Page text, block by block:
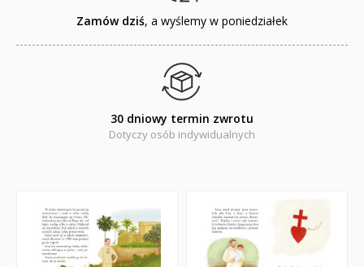
Jedność dla dzieci
NOWOŚCI
QUIZY, ŁAMIGŁÓWKI TERAZ -35% TANIEJ
POP-UP
Adwent i Boże Narodzenie
Zamów dziś, a wyślemy w poniedziałek
30 dniowy termin zwrotu
Dotyczy osób indywidualnych